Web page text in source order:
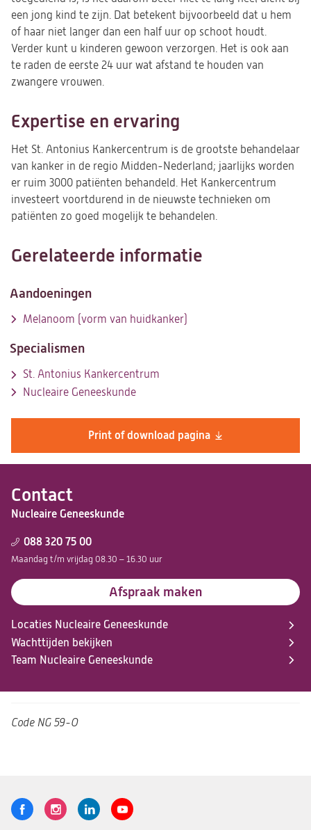
Contact
Nucleaire Geneeskunde
088 320 75 00
Maandag t/m vrijdag 08.30 – 16.30 uur
Afspraak maken
Locaties Nucleaire Geneeskunde
Wachttijden bekijken
Team Nucleaire Geneeskunde
Print of download pagina
een jong kind te zijn. Dat betekent bijvoorbeeld dat u hem
of haar niet langer dan een half uur op schoot houdt.
Verder kunt u kinderen gewoon verzorgen. Het is ook aan
te raden de eerste 24 uur wat afstand te houden van
zwangere vrouwen.
Expertise en ervaring
Het St. Antonius Kankercentrum is de grootste behandelaar
van kanker in de regio Midden-Nederland; jaarlijks worden
er ruim 3000 patiënten behandeld. Het Kankercentrum
investeert voortdurend in de nieuwste technieken om
patiënten zo goed mogelijk te behandelen.
Gerelateerde informatie
Aandoeningen
Melanoom (vorm van huidkanker)
Specialismen
St. Antonius Kankercentrum
Nucleaire Geneeskunde
Code NG 59-O
Volg
Logo
Logo
Logo
Logo